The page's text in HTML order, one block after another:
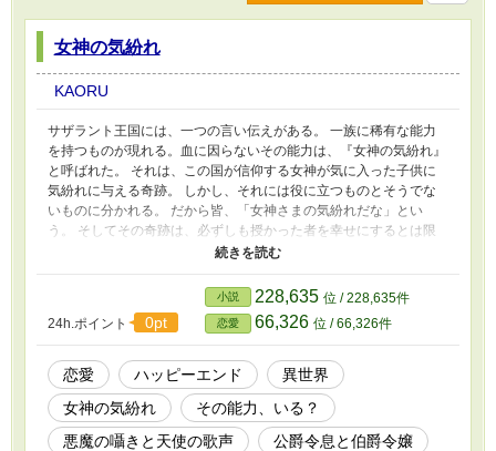
女神の気紛れ
KAORU
サザラント王国には、一つの言い伝えがある。 一族に稀有な能力
を持つものが現れる。血に因らないその能力は、『女神の気紛れ』
と呼ばれた。 それは、この国が信仰する女神が気に入った子供に
気紛れに与える奇跡。 しかし、それには役に立つものとそうでな
いものに分かれる。 だから皆、「女神さまの気紛れだな」とい
う。 そしてその奇跡は、必ずしも授かった者を幸せにするとは限
らない―― 役に立つがゆえに苦悩する奇跡を持つ青年と、全く役
く末を、大きく変える出逢いだった ※不定期更新です。書きなが
ら更新します。 ※見切り発車ですので、とりあえず短編・R15で始
めます。途中R18になったらごめんなさい。 ※作者の妄想の産物で
す。 ※頭の中にあるものを言語化しています。神様ではないの
で、「創造」することはできません。 ※小心者ゆえ、感想欄は閉
じております。誹謗中傷・盗作嫌疑等の攻撃はお断りしておりま
す。 ※誤字脱字やつじつまの合わない部分は後からこっそり修正
致します。
24h.ポイント 0pt
小説 228,635 位 / 228,635件
恋愛 66,326 位 / 66,326件
恋愛 ハッピーエンド
異世界
女神の気紛れ
その能力、いる？
悪魔の囁きと天使の歌声
公爵令息と伯爵令嬢